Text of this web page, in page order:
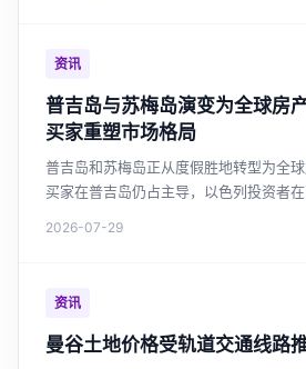
资讯
普吉岛与苏梅岛演变为全球房
买家重塑市场格局
普吉岛和苏梅岛正从度假胜地转型为全
买家在普吉岛仍占主导，以色列投资者
2026-07-29
资讯
曼谷土地价格受轨道交通线路